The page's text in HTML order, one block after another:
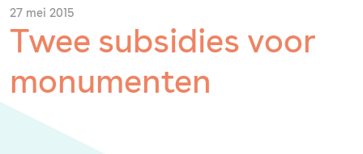
Contact
SAM Limburg
Actueel
27 mei 2015
Twee subsidies voor
monumenten